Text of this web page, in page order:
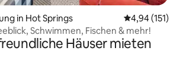
in Hot Springs
4,94 (151)
Schwimmen, Fischen & mehr!
Häuser mieten